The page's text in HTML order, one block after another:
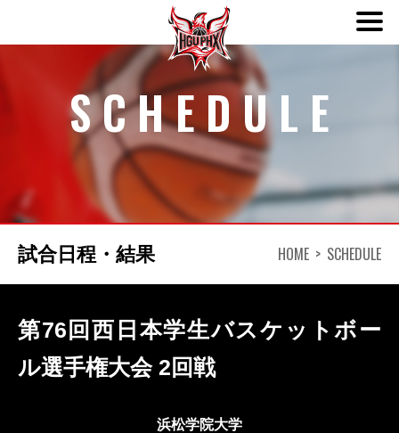
TEAM
SCHEDULE
SCHEDULE
試合日程・結果 HOME SCHEDULE
第76回西日本学生バスケットボー
ル選手権大会 2回戦
浜松学院大学